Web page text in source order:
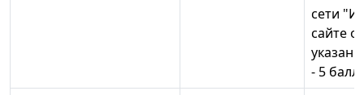
сети
сайте
- 5